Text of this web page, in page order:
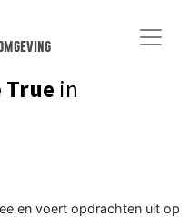
True in
en voert opdrachten uit op